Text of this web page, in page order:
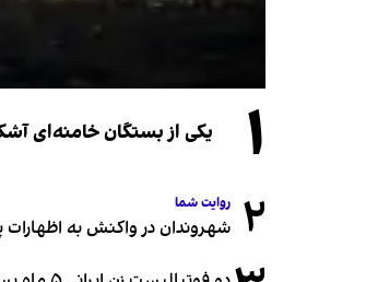
۱ یکی از بستگان خامنه‌ای
۲ روایت شما
شهروندان در واکنش به اظهارات